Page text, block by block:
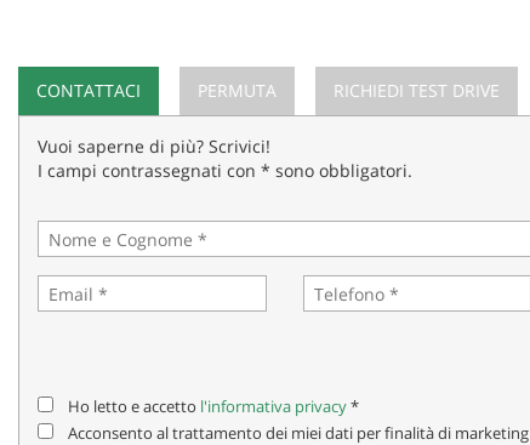
CONTATTACI PERMUTA RICHIEDI TEST DRIVE
Vuoi saperne di più? Scrivici!
I campi contrassegnati con * sono obbligatori.
Ho letto e accetto l'informativa privacy*
Acconsento al trattamento dei miei dati per finalità di marketing
Cookie necessari